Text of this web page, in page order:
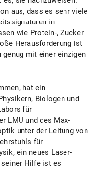
aus, dass es sehr viele
in
wie Protein-, Zucker
Herausforderung ist
genug mit einer einzigen
hat ein
Biologen und
für
LMU und des Max-
unter der Leitung von
für
ein neues Laser-
Hilfe ist es